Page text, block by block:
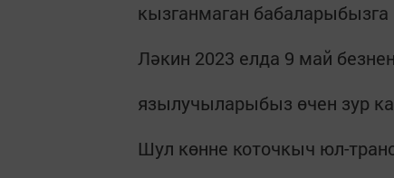
кызганмаган
Ләкин 2023 елда 9 май
язылучыларыбыз өчен зур
Шул көнне коточкыч юл-